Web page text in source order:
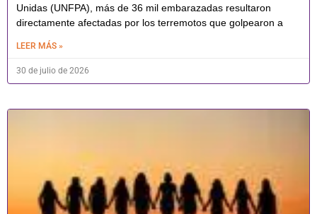
Unidas (UNFPA), más de 36 mil embarazadas resultaron
directamente afectadas por los terremotos que golpearon a
LEER MÁS »
30 de julio de 2026